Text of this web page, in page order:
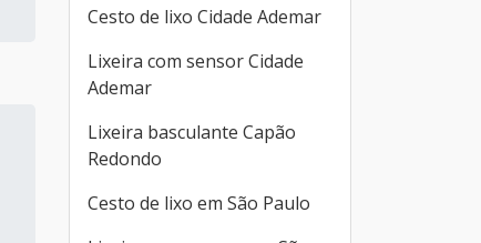
Cesto de lixo Cidade Ademar
Lixeira com sensor Cidade
Ademar
Lixeira basculante Capão
Redondo
Cesto de lixo em São Paulo